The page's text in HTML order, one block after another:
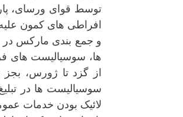
توسط قوای ورسای،
افراطی های کمون
و جمع بندی مارکس
ها، سوسیالیست های
از گزد تا ژورس، بجز
سوسیالیست ها در
لائیک بودن خدمات